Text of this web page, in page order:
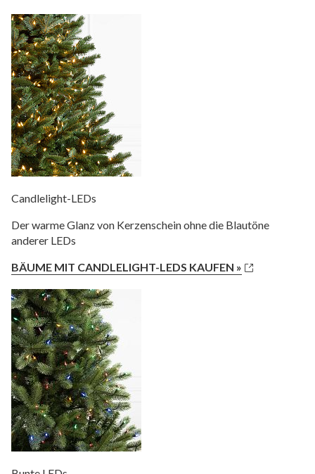
Candlelight-LEDs
Der warme Glanz von Kerzenschein ohne die Blautöne
anderer LEDs
BÄUME MIT CANDLELIGHT-LEDS KAUFEN »